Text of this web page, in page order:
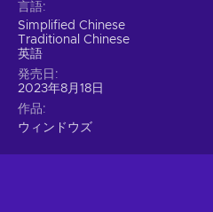
言語
Simplified Chinese
Traditional Chinese
英語
発売日
2023年8月18日
作品
ウィンドウズ